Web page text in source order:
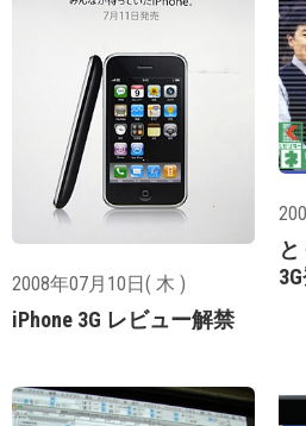
2008年07月10日( 木 )
iPhone 3G レビュー解禁